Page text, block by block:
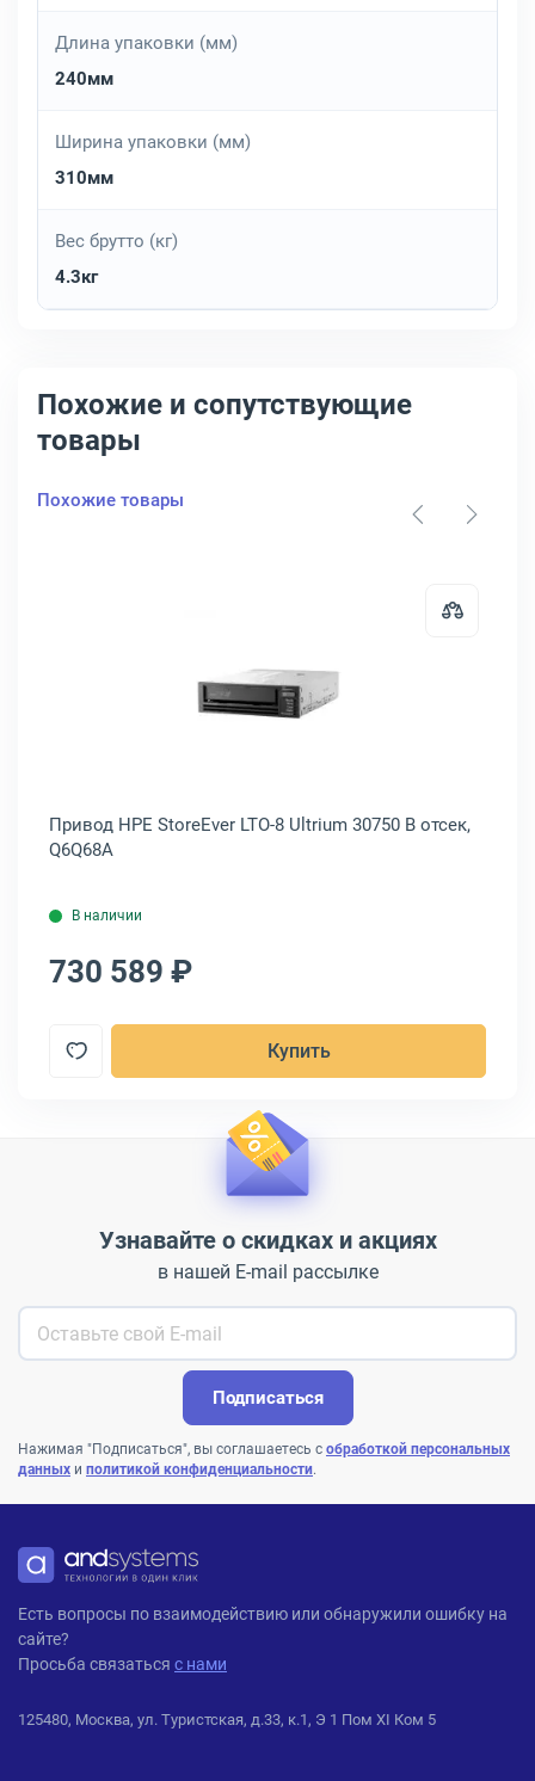
Длина упаковки (мм)
240мм
Ширина упаковки (мм)
310мм
Вес брутто (кг)
4.3кг
Похожие и сопутствующие
товары
Похожие товары
StoreEver LTO-7 Ultrium 15000 В отсек, N7P37A
Открыть товар: Привод HPE
Привод HPE StoreEver LTO-8 Ultrium 30750 В отсек,
Q6Q68A
В наличии
730 589 ₽
Купить
Узнавайте о скидках и акциях
в нашей E-mail рассылке
Подписаться
Нажимая "Подписаться", вы соглашаетесь с обработкой персональных
данных и политикой конфиденциальности.
ANDPRO
Есть вопросы по взаимодействию или обнаружили ошибку на
сайте?
Просьба связаться с нами
125480, Москва, ул. Туристская, д.33, к.1, Э 1 Пом XI Ком 5